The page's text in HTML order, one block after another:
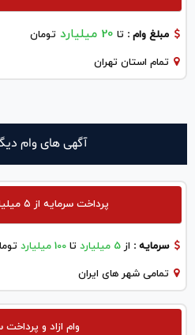
مبلغ وام : تا 20 میلیارد تومان
تمام استان تهران
آگهی های وام
پرداخت سرمایه از ۵ میلیارد تا ۱۰۰ میلیارد
سرمایه : از 5 میلیارد تا 100 میلیارد
تمامی شهر های ایران
وام ازاد و پرداخت